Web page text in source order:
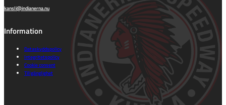
kansli@indianerna.nu
Information
Dataskyddspolicy
Integritetspolicy
Cookie consent
Tillgänglighet